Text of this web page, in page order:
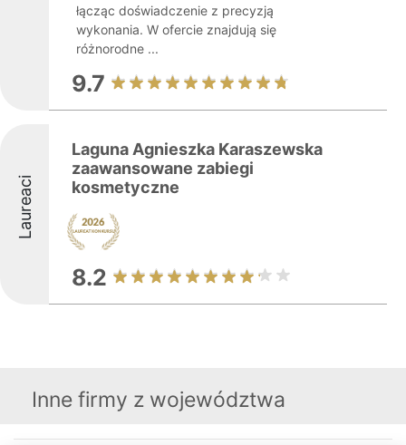
łącząc doświadczenie z precyzją
wykonania. W ofercie znajdują się
różnorodne ...
9.7
Laureaci
Laguna Agnieszka Karaszewska
zaawansowane zabiegi
kosmetyczne
8.2
Inne firmy z województwa